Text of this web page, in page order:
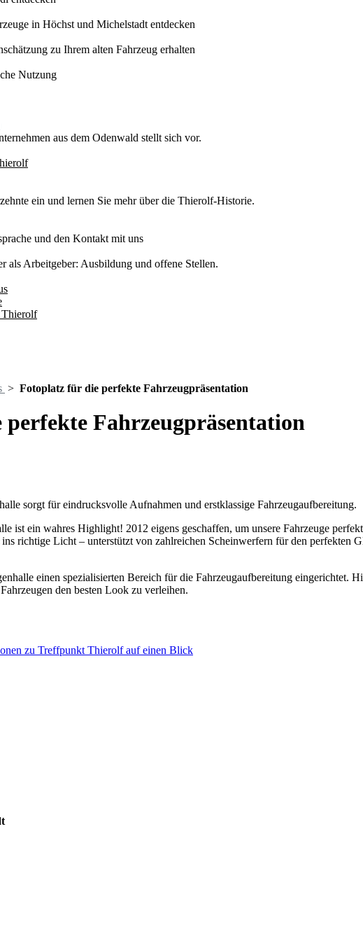
in Höchst und Michelstadt entdecken
zu Ihrem alten Fahrzeug erhalten
Nutzung
aus dem Odenwald stellt sich vor.
ein und lernen Sie mehr über die Thierolf-Historie.
und den Kontakt mit uns
als Arbeitgeber: Ausbildung und offene Stellen.
Thierolf
> Fotoplatz für die perfekte Fahrzeugpräsentation
Fahrzeugpräsentation
sorgt für eindrucksvolle Aufnahmen und erstklassige Fahrzeugaufbereitung.
ist ein wahres Highlight! 2012 eigens geschaffen, um unsere Fahrzeuge
richtige Licht – unterstützt von zahlreichen Scheinwerfern für den perfekten
einen spezialisierten Bereich für die Fahrzeugaufbereitung eingerichtet.
den besten Look zu verleihen.
zu Treffpunkt Thierolf auf einen Blick